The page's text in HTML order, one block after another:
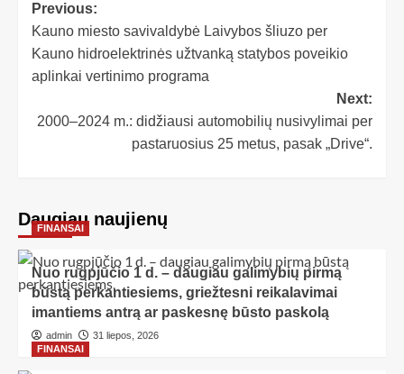
Previous:
Kauno miesto savivaldybė Laivybos šliuzo per
Kauno hidroelektrinės užtvanką statybos poveikio
aplinkai vertinimo programa
Next:
2000–2024 m.: didžiausi automobilių nusivylimai per
pastaruosius 25 metus, pasak „Drive“.
Daugiau naujienų
FINANSAI
Nuo rugpjūčio 1 d. – daugiau galimybių pirmą
būstą perkantiesiems, griežtesni reikalavimai
imantiems antrą ar paskesnę būsto paskolą
admin
31 liepos, 2026
FINANSAI